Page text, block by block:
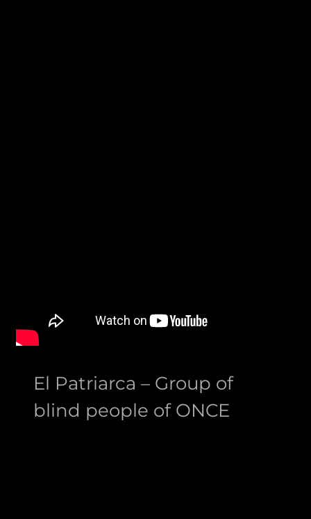
El Patriarca – Group of
blind people of ONCE